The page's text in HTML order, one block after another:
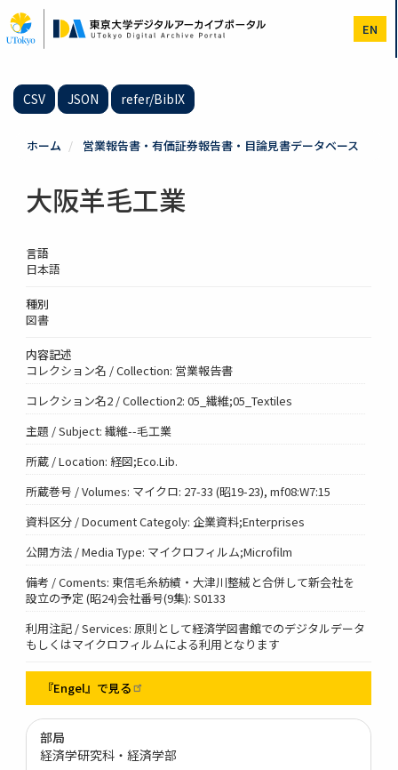
イ
ン
EN
CSV JSON refer/BibIX
ホーム 営業報告書・有価証券報告書・目論見書データベース
大阪羊毛工業
言語
日本語
種別
図書
内容記述
コレクション名 / Collection: 営業報告書
コレクション名2 / Collection2: 05_繊維;05_Textiles
主題 / Subject: 繊維--毛工業
所蔵 / Location: 経図;Eco.Lib.
所蔵巻号 / Volumes: マイクロ: 27-33 (昭19-23), mf08:W7:15
資料区分 / Document Categoly: 企業資料;Enterprises
公開方法 / Media Type: マイクロフィルム;Microfilm
備考 / Coments: 東信毛糸紡績・大津川整絨と合併して新会社を
設立の予定 (昭24)会社番号(9集): S0133
利用注記 / Services: 原則として経済学図書館でのデジタルデータ
もしくはマイクロフィルムによる利用となります
『Engel』で見る
部局
経済学研究科・経済学部